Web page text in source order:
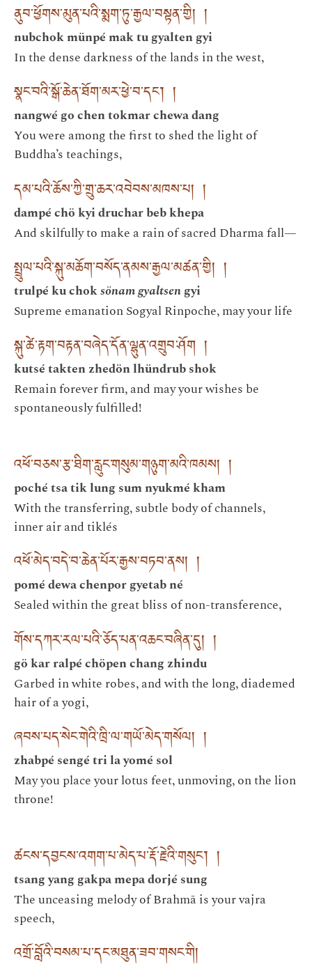
ནུབ་ཕྱོགས་མུན་པའི་སྨག་ཏུ་རྒྱལ་བསྟན་གྱི། །
nubchok münpé mak tu gyalten gyi
In the dense darkness of the lands in the west,
སྣང་བའི་སྒོ་ཆེན་ཐོག་མར་ཕྱེ་བ་དང༌། །
nangwé go chen tokmar chewa dang
You were among the first to shed the light of
Buddha’s teachings,
དམ་པའི་ཆོས་ཀྱི་གྲུ་ཆར་འབེབས་མཁས་པ། །
dampé chö kyi druchar beb khepa
And skilfully to make a rain of sacred Dharma fall—
སྤྲུལ་པའི་སྐུ་མཆོག་བསོད་ནམས་རྒྱལ་མཚན་གྱི། །
trulpé ku choksönam gyaltsengyi
Supreme emanation Sogyal Rinpoche, may your life
སྐུ་ཚེ་རྟག་བརྟན་བཞེད་དོན་ལྷུན་འགྲུབ་ཤོག །
kutsé takten zhedön lhündrub shok
Remain forever firm, and may your wishes be
spontaneously fulfilled!
འཕོ་བཅས་རྩ་ཐིག་རླུང་གསུམ་གཉུག་མའི་ཁམས། །
poché tsa tik lung sum nyukmé kham
With the transferring, subtle body of channels,
inner air and tiklés
འཕོ་མེད་བདེ་བ་ཆེན་པོར་རྒྱས་བཏབ་ནས། །
pomé dewa chenpor gyetab né
Sealed within the great bliss of non-transference,
གོས་དཀར་རལ་པའི་ཅོད་པན་འཆང་བཞིན་དུ། །
gö kar ralpé chöpen chang zhindu
Garbed in white robes, and with the long, diademed
hair of a yogi,
ཞབས་པད་སེང་གེའི་ཁྲི་ལ་གཡོ་མེད་གསོལ། །
zhabpé sengé tri la yomé sol
May you place your lotus feet, unmoving, on the lion
throne!
ཚངས་དབྱངས་འགག་པ་མེད་པ་རྡོ་རྗེའི་གསུང༌། །
tsang yang gakpa mepa dorjé sung
The unceasing melody of Brahmā is your vajra
speech,
འགྲོ་བློའི་བསམ་པ་དང་མཐུན་ཟབ་གསང་གི།